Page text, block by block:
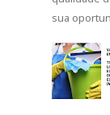
sua